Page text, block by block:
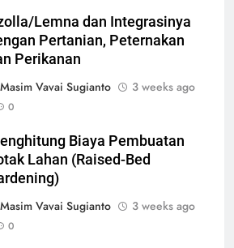
Lemna dan Integrasinya
Pertanian, Peternakan
Perikanan
Masim Vavai Sugianto
3 weeks ago
0
Biaya Pembuatan
Lahan (Raised-Bed
Masim Vavai Sugianto
3 weeks ago
0